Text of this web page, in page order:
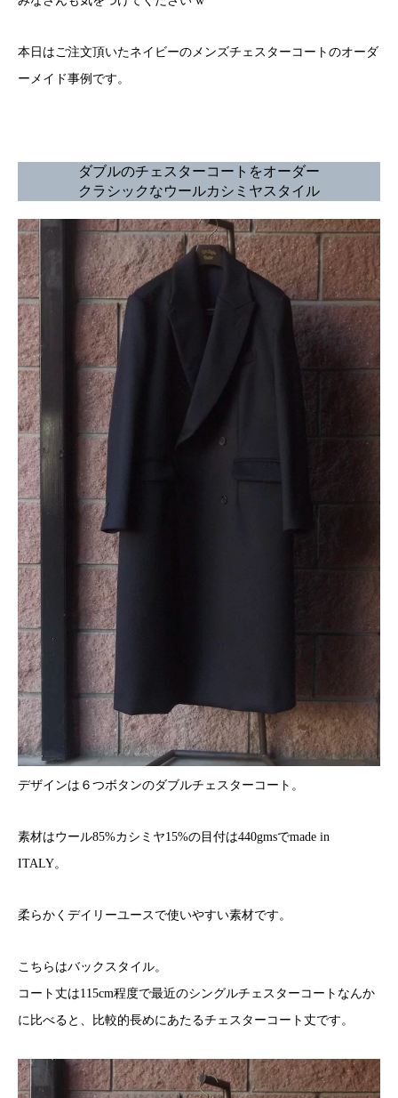
本日はご注文頂いたネイビーのメンズチェスターコートのオーダ
ーメイド事例です。
ダブルのチェスターコートをオーダー
クラシックなウールカシミヤスタイル
デザインは６つボタンのダブルチェスターコート。
素材はウール85%カシミヤ15%の目付は440gmsでmade in
ITALY。
柔らかくデイリーユースで使いやすい素材です。
こちらはバックスタイル。
コート丈は115cm程度で最近のシングルチェスターコートなんか
に比べると、比較的長めにあたるチェスターコート丈です。